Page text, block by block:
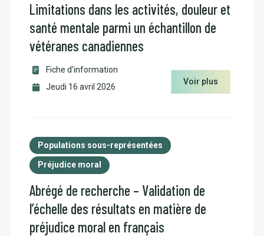
Limitations dans les activités, douleur et
santé mentale parmi un échantillon de
vétéranes canadiennes
Fiche d'information
Jeudi 16 avril 2026
Voir plus
Populations sous-représentées
Préjudice moral
Abrégé de recherche – Validation de
l’échelle des résultats en matière de
préjudice moral en français